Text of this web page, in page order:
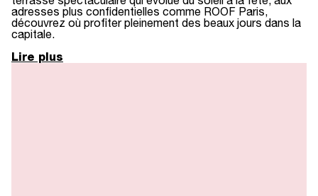
adresses plus confidentielles comme ROOF Paris,
découvrez où profiter pleinement des beaux jours dans la
capitale.
Lire plus